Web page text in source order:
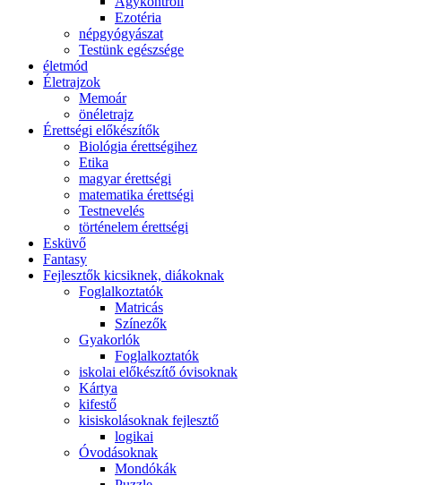
Ezotéria
népgyógyászat
Testünk egészsége
életmód
Életrajzok
Memoár
önéletrajz
Érettségi előkészítők
Biológia érettségihez
Etika
magyar érettségi
matematika érettségi
Testnevelés
történelem érettségi
Esküvő
Fantasy
Fejlesztők kicsiknek, diákoknak
Foglalkoztatók
Matricás
Színezők
Gyakorlók
Foglalkoztatók
iskolai előkészítő óvisoknak
Kártya
kifestő
kisiskolásoknak fejlesztő
logikai
Óvodásoknak
Mondókák